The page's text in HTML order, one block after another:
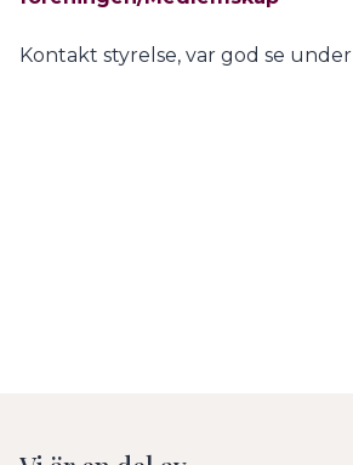
Kontakt styrelse, var god se under